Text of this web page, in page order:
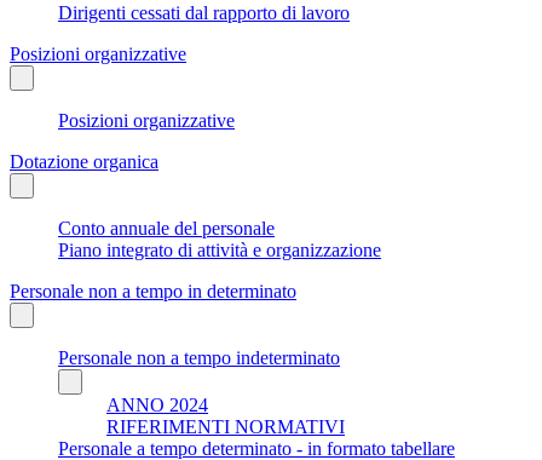
Dirigenti cessati dal rapporto di lavoro
Posizioni organizzative
Posizioni organizzative
Dotazione organica
Conto annuale del personale
Piano integrato di attività e organizzazione
Personale non a tempo in determinato
Personale non a tempo indeterminato
ANNO 2024
RIFERIMENTI NORMATIVI
Personale a tempo determinato - in formato tabellare